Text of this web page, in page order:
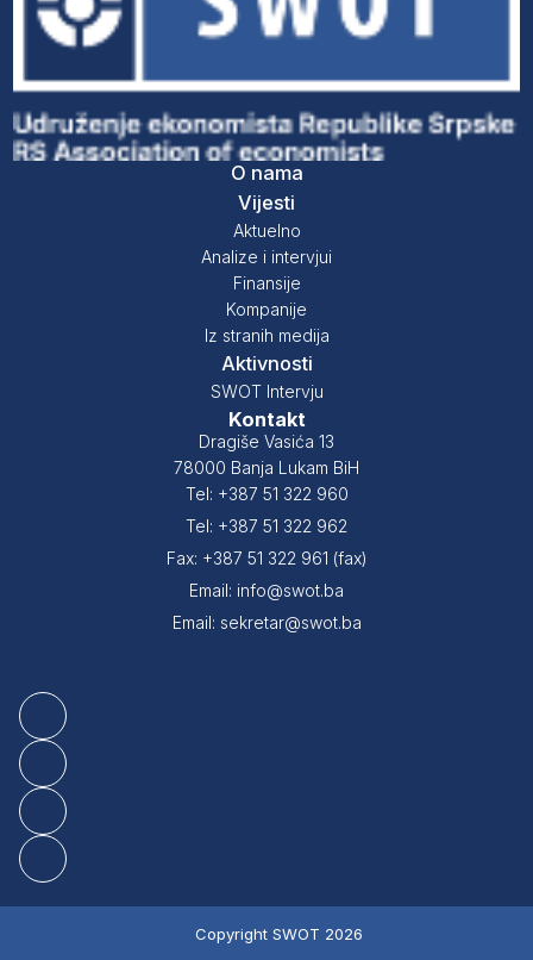
O nama
Vijesti
Aktuelno
Analize i intervjui
Finansije
Kompanije
Iz stranih medija
Aktivnosti
SWOT Intervju
Kontakt
Dragiše Vasića 13
78000 Banja Lukam BiH
Tel: +387 51 322 960
Tel: +387 51 322 962
Fax: +387 51 322 961 (fax)
Email: info@swot.ba
Email: sekretar@swot.ba
Copyright SWOT 2026